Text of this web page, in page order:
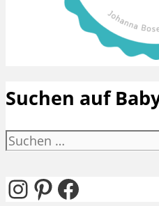
Suchen auf
Suchen
Instagram
Pinterest
Facebook